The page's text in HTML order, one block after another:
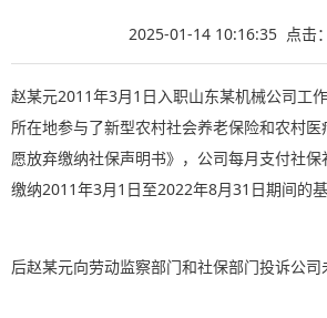
2025-01-14 10:16:35 点击：
赵某元2011年3月1日入职山东某机械公司工
所在地参与了新型农村社会养老保险和农村医
愿放弃缴纳社保声明书》，公司每月支付社
缴纳2011年3月1日至2022年8月31日期间的基
后赵某元向劳动监察部门和社保部门投诉公司